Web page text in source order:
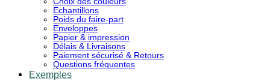
Echantillons
Poids du faire-part
Enveloppes
Papier & impression
Délais & Livraisons
Paiement sécurisé & Retours
Questions fréquentes
Exemples